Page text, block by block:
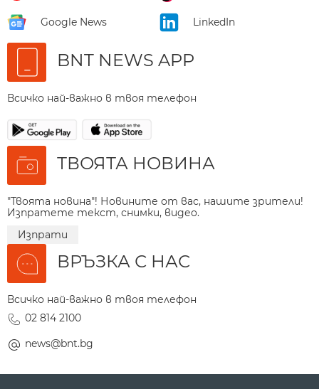
Google News LinkedIn
BNT NEWS APP
Всичко най-важно в твоя телефон
ТВОЯТА НОВИНА
"Твоята новина"! Новините от вас, нашите зрители!
Изпратете текст, снимки, видео.
Изпрати
ВРЪЗКА С НАС
Всичко най-важно в твоя телефон
02 814 2100
news@bnt.bg